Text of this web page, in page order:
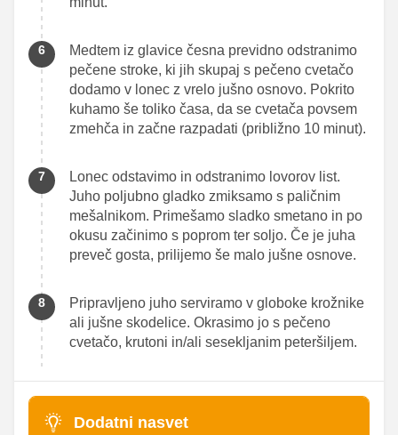
Medtem iz glavice česna previdno odstranimo
pečene stroke, ki jih skupaj s pečeno cvetačo
dodamo v lonec z vrelo jušno osnovo. Pokrito
kuhamo še toliko časa, da se cvetača povsem
zmehča in začne razpadati (približno 10 minut).
Lonec odstavimo in odstranimo lovorov list.
Juho poljubno gladko zmiksamo s paličnim
mešalnikom. Primešamo sladko smetano in po
okusu začinimo s poprom ter soljo. Če je juha
preveč gosta, prilijemo še malo jušne osnove.
Pripravljeno juho serviramo v globoke krožnike
ali jušne skodelice. Okrasimo jo s pečeno
cvetačo, krutoni in/ali sesekljanim peteršiljem.
Dodatni nasvet